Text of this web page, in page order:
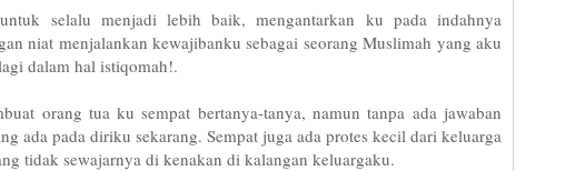
selalu menjadi lebih baik, mengantarkan ku pada indahnya
niat menjalankan kewajibanku sebagai seorang Muslimah yang aku
dalam hal istiqomah!.
orang tua ku sempat bertanya-tanya, namun tanpa ada jawaban
ada pada diriku sekarang. Sempat juga ada protes kecil dari keluarga
tidak sewajarnya di kenakan di kalangan keluargaku.